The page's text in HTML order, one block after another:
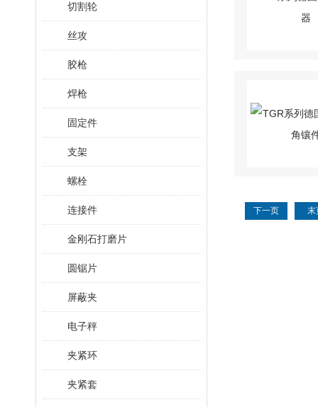
切割轮
丝攻
胶枪
焊枪
固定件
支架
螺栓
连接件
金刚石打磨片
圆锯片
屏蔽夹
电子秤
夹紧环
夹紧套
下一页 末